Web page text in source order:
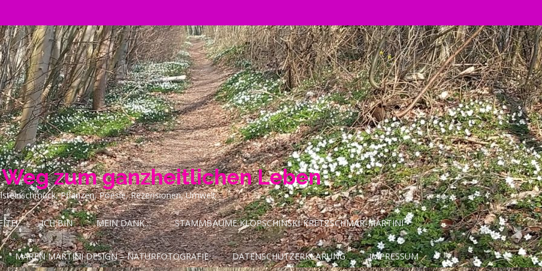
zum ganzheitlichen Leben
Pflanzen, Poesie, Rezensionen, Umwelt
ICH BIN MEIN DANK… STAMMBÄUME KLOPSCHINSKI-KRETZSCHMAR-MARTINI
MAREN MARTINI DESIGN – NATURFOTOGRAFIE DATENSCHUTZERKLÄRUNG IMPRESSUM